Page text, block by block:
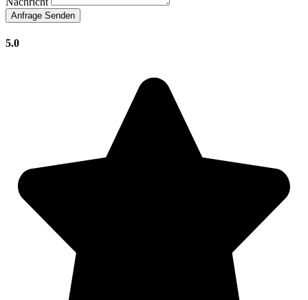
Anfrage Senden
5.0